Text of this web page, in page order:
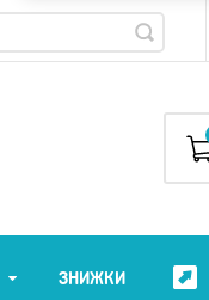
ЗНИЖКИ